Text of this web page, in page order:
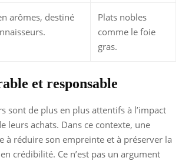
arômes, destiné
Plats nobles
comme le foie
gras.
et responsable
sont de plus en plus attentifs à l’impact
leurs achats. Dans ce contexte, une
à réduire son empreinte et à préserver la
crédibilité. Ce n’est pas un argument